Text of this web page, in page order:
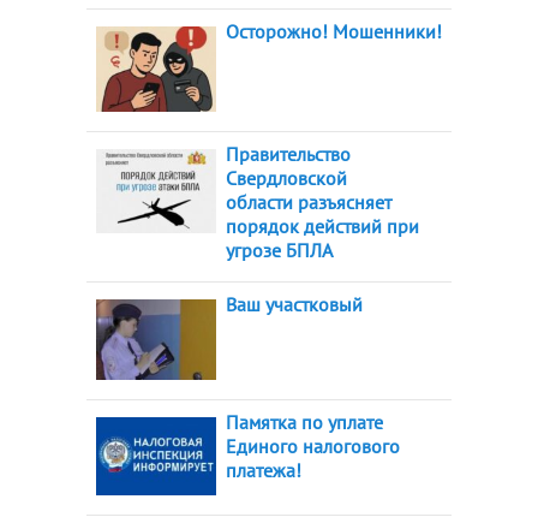
Осторожно! Мошенники!
Правительство
Свердловской
области разъясняет
порядок действий при
угрозе БПЛА
Ваш участковый
Памятка по уплате
Единого налогового
платежа!